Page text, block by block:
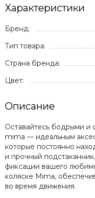
Mombella
Moon
Mustela
Noordi
Offspring
Organic Factory
Pali
Peg Perego
Peppy
Pigeon
Pituso
Ramili
Характеристики
Бренд:
Тип товара:
Страна бренда:
Цвет:
Описание
Оставайтесь бодрыми и
mima — идеальным
которые постоянно
и прочный
фиксации вашего
коляске Mima,
во время движения.